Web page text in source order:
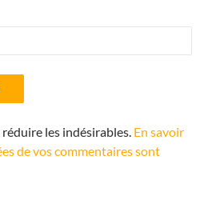
les indésirables. En savoir
de vos commentaires sont